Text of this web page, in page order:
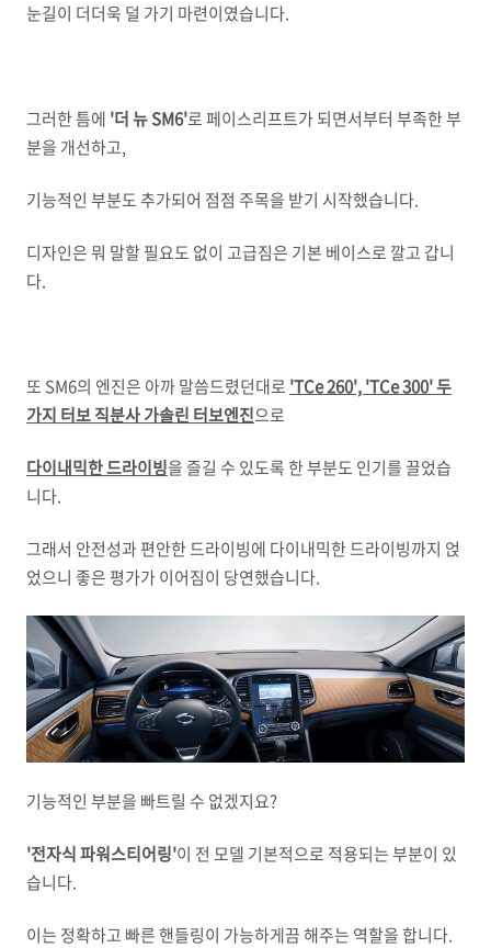
눈길이 더더욱 덜 가기 마련이였습니다.
그러한 틈에 '더 뉴 SM6'로 페이스리프트가 되면서부터 부족한 부
분을 개선하고,
기능적인 부분도 추가되어 점점 주목을 받기 시작했습니다.
디자인은 뭐 말할 필요도 없이 고급짐은 기본 베이스로 깔고 갑니
다.
또 SM6의 엔진은 아까 말씀드렸던대로 'TCe 260', 'TCe 300' 두
가지 터보 직분사 가솔린 터보엔진으로
다이내믹한 드라이빙을 즐길 수 있도록 한 부분도 인기를 끌었습
니다.
그래서 안전성과 편안한 드라이빙에 다이내믹한 드라이빙까지 얹
었으니 좋은 평가가 이어짐이 당연했습니다.
기능적인 부분을 빠트릴 수 없겠지요?
'전자식 파워스티어링'이 전 모델 기본적으로 적용되는 부분이 있
습니다.
이는 정확하고 빠른 핸들링이 가능하게끔 해주는 역할을 합니다.